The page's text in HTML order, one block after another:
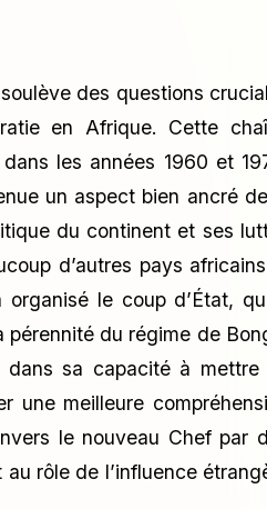
des questions
en Afrique. Cette
les années 1960 et
un aspect bien ancré
du continent et ses
d’autres pays
le coup d’État,
pérennité du régime de
dans sa capacité à mettre
une meilleure
le nouveau Chef par
rôle de l’influence